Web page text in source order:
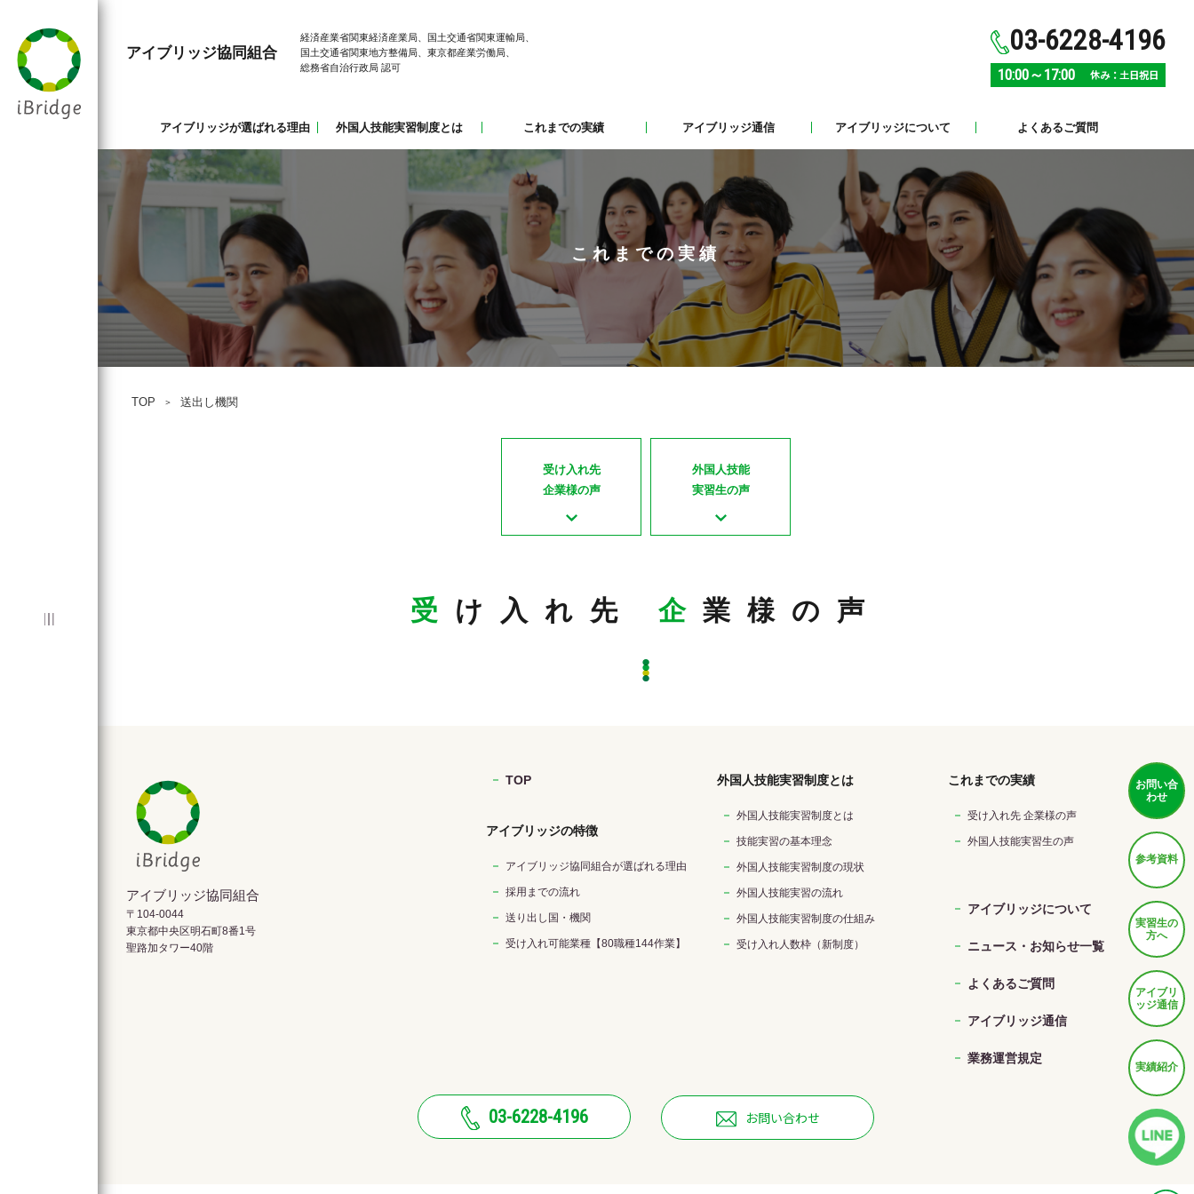
アイブリッジ協同組合
経済産業省関東経済産業局、国土交通省関東運輸局、
国土交通省関東地方整備局、東京都産業労働局、
総務省自治行政局 認可
03-6228-4196
10:00～17:00 休み：土日祝日
アイブリッジが選ばれる理由 外国人技能実習制度とは これまでの実績 アイブリッジ通信 アイブリッジについて よくあるご質問
お問い合
わせ
参考資料
実習生の
方へ
アイブリ
ッジ通信
実績紹介
これまでの実績
TOP ＞ 送出し機関
受け入れ先
企業様の声
外国人技能
実習生の声
受 け入れ先企業様の声
アイブリッジ協同組合
〒104-0044
東京都中央区明石町8番1号
聖路加タワー40階
TOP
アイブリッジの特徴
アイブリッジ協同組合が選ばれる理由
採用までの流れ
送り出し国・機関
受け入れ可能業種【80職種144作業】
外国人技能実習制度とは
外国人技能実習制度とは
技能実習の基本理念
外国人技能実習制度の現状
外国人技能実習の流れ
外国人技能実習制度の仕組み
受け入れ人数枠（新制度）
これまでの実績
受け入れ先 企業様の声
外国人技能実習生の声
アイブリッジについて
ニュース・お知らせ一覧
よくあるご質問
アイブリッジ通信
業務運営規定
03-6228-4196 お問い合わせ